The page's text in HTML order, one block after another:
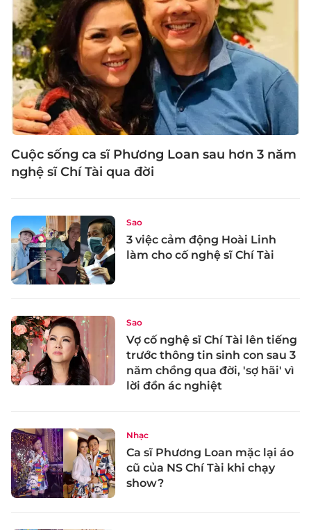
Cuộc sống ca sĩ Phương Loan sau hơn 3 năm
nghệ sĩ Chí Tài qua đời
Sao
3 việc cảm động Hoài Linh
làm cho cố nghệ sĩ Chí Tài
Sao
Vợ cố nghệ sĩ Chí Tài lên tiếng
trước thông tin sinh con sau 3
năm chồng qua đời, 'sợ hãi' vì
lời đồn ác nghiệt
Nhạc
Ca sĩ Phương Loan mặc lại áo
cũ của NS Chí Tài khi chạy
show?